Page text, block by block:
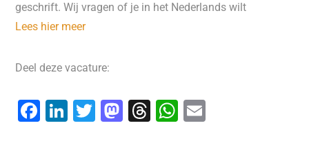
geschrift. Wij vragen of je in het Nederlands wilt
Lees hier meer
Deel deze vacature:
F
Li T
M T
W